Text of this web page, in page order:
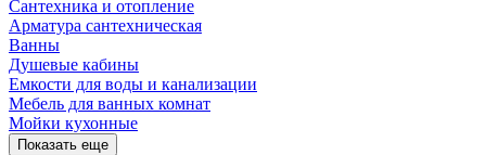
Сантехника и отопление
Арматура сантехническая
Ванны
Душевые кабины
Емкости для воды и канализации
Мебель для ванных комнат
Мойки кухонные
Показать еще